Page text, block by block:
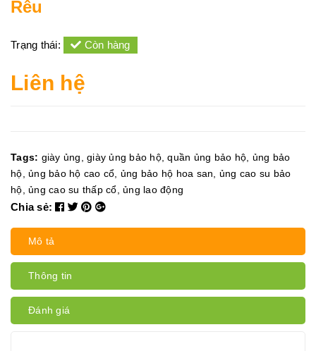
Rêu
Trạng thái: Còn hàng
Liên hệ
Tags: giày ủng giày ủng bảo hộ,quần ủng bảo hộ ủng bảo
hộ ủng bảo hộ cao cổ ủng bảo hộ hoa san
ủng cao su bảo
hộ ủng cao su thấp cổ ủng lao động
Chia sẻ:
Mô tả
Thông tin
Đánh giá